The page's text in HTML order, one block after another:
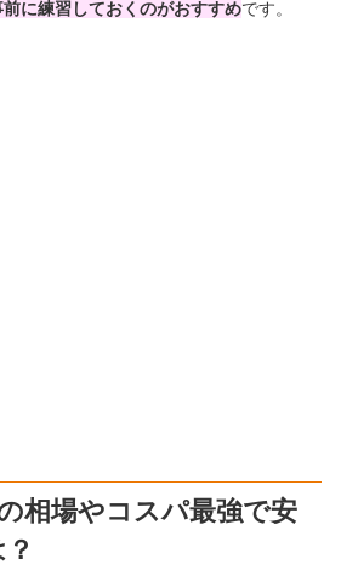
に練習しておくのがおすすめです。
相場やコスパ最強で安